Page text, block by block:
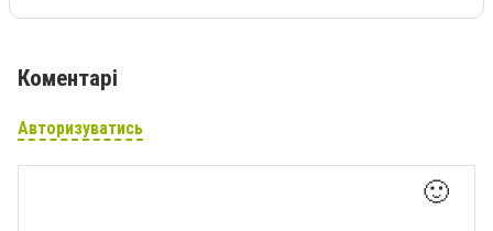
Коментарі
Авторизуватись
🙂